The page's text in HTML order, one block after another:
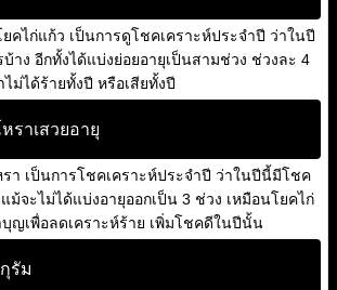
คไก่แก้ว เป็นการดูโชคเคราะห์ประจำปี ว่าในปี
าง อีกทั้งได้แบ่งย่อยอายุเป็นสามช่วง ช่วงละ 4
ม่ได้ร้ายทั้งปี หรือเสียทั้งปี
ราเสวยอายุ
า เป็นการโชคเคราะห์ประจำปี ว่าในปีนี้มีโชค
ม้จะไม่ได้แบ่งอายุออกเป็น 3 ช่วง เหมือนโยคไก่
ญเพื่อลดเคราะห์ร้าย เพิ่มโชคดีในปีนั้น
รัม